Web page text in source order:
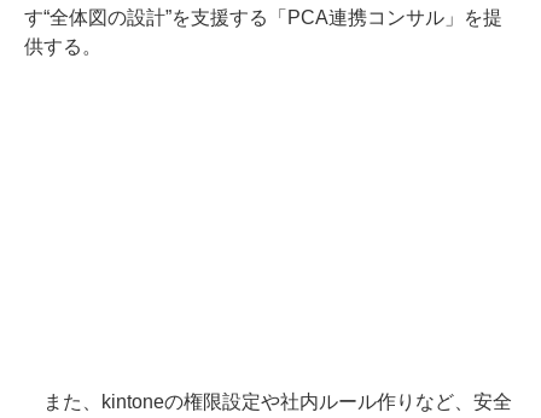
す“全体図の設計”を支援する「PCA連携コンサル」を提
供する。
また、kintoneの権限設定や社内ルール作りなど、安全